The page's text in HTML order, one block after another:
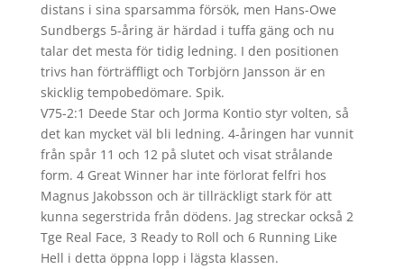
distans i sina sparsamma försök, men Hans-Owe
Sundbergs 5-åring är härdad i tuffa gäng och nu
talar det mesta för tidig ledning. I den positionen
trivs han förträffligt och Torbjörn Jansson är en
skicklig tempobedömare. Spik.
V75-2:1 Deede Star och Jorma Kontio styr volten, så
det kan mycket väl bli ledning. 4-åringen har vunnit
från spår 11 och 12 på slutet och visat strålande
form. 4 Great Winner har inte förlorat felfri hos
Magnus Jakobsson och är tillräckligt stark för att
kunna segerstrida från dödens. Jag streckar också 2
Tge Real Face, 3 Ready to Roll och 6 Running Like
Hell i detta öppna lopp i lägsta klassen.